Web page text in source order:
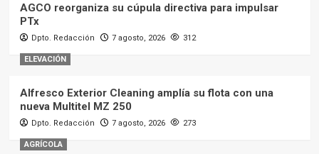
AGCO reorganiza su cúpula directiva para impulsar
PTx
Dpto. Redacción 7 agosto, 2026 312
ELEVACIÓN
Alfresco Exterior Cleaning amplía su flota con una
nueva Multitel MZ 250
Dpto. Redacción 7 agosto, 2026 273
AGRÍCOLA